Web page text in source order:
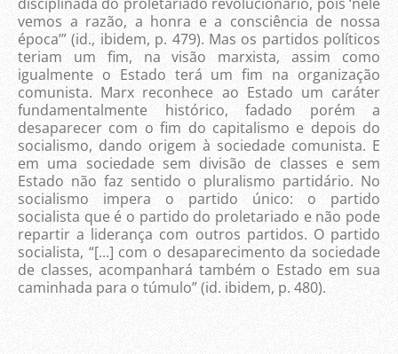
vemos a razão, a honra e a consciência de nossa
época’” (id., ibidem, p. 479). Mas os partidos políticos
teriam um fim, na visão marxista, assim como
igualmente o Estado terá um fim na organização
comunista. Marx reconhece ao Estado um caráter
fundamentalmente histórico, fadado porém a
desaparecer com o fim do capitalismo e depois do
socialismo, dando origem à sociedade comunista. E
em uma sociedade sem divisão de classes e sem
Estado não faz sentido o pluralismo partidário. No
socialismo impera o partido único: o partido
socialista que é o partido do proletariado e não pode
repartir a liderança com outros partidos. O partido
socialista, “[...] com o desaparecimento da sociedade
de classes, acompanhará também o Estado em sua
caminhada para o túmulo” (id. ibidem, p. 480).